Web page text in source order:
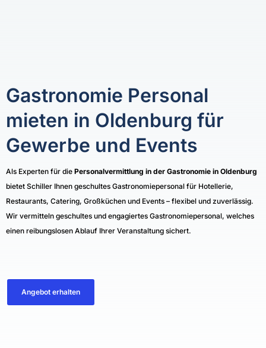
Gastronomie Personal
mieten in Oldenburg für
Gewerbe und Events
Als Experten für die Personalvermittlung in der Gastronomie in Oldenburg
bietet Schiller Ihnen geschultes Gastronomiepersonal für Hotellerie,
Restaurants, Catering, Großküchen und Events – flexibel und zuverlässig.
Wir vermitteln geschultes und engagiertes Gastronomiepersonal, welches
einen reibungslosen Ablauf Ihrer Veranstaltung sichert.
Angebot erhalten